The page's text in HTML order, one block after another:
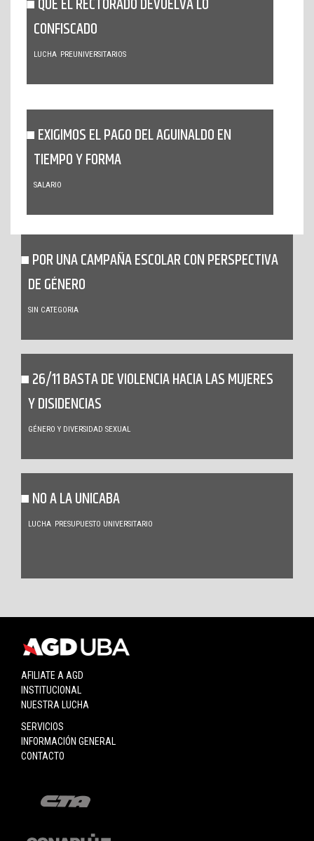
CONFISCADO
LUCHA PREUNIVERSITARIOS
EXIGIMOS EL PAGO DEL AGUINALDO EN
TIEMPO Y FORMA
SALARIO
POR UNA CAMPAÑA ESCOLAR CON PERSPECTIVA
DE GÉNERO
SIN CATEGORIA
26/11 BASTA DE VIOLENCIA HACIA LAS MUJERES
Y DISIDENCIAS
GÉNERO Y DIVERSIDAD SEXUAL
NO A LA UNICABA
LUCHA PRESUPUESTO UNIVERSITARIO
AFILIATE A AGD
INSTITUCIONAL
NUESTRA LUCHA
SERVICIOS
INFORMACIÓN GENERAL
CONTACTO